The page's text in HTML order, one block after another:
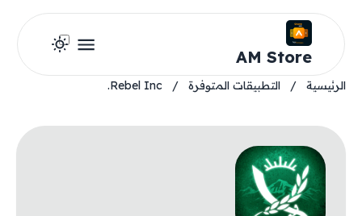
AM Store
الرئيسية / التطبيقات المتوفرة /
Rebel Inc.